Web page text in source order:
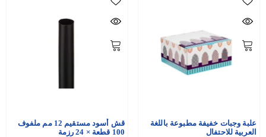
علبة وجبات خفيفة مطبوعة باللغة
العربية للاحتفال
قش أسود مستقيم 12 مم ملفوف
100 قطعة × 24 رزمة